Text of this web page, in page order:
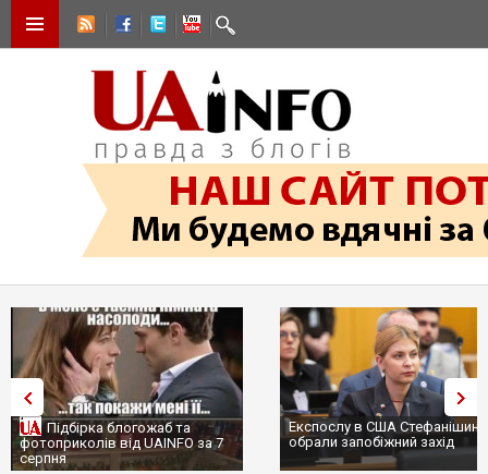
Підбірка блогожаб та
фотоприколів від UAINFO за 7
серпня
Експослу в США
обрали запобіжний захід